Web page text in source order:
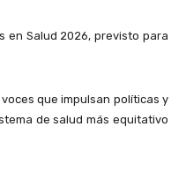
en Salud 2026, previsto para
que impulsan políticas y
de salud más equitativo